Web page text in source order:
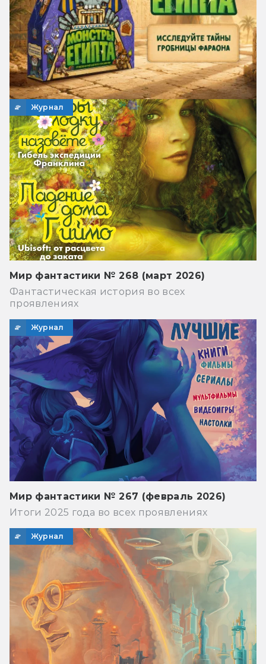
Журнал
Мир фантастики № 268 (март 2026)
Фантастическая история во всех
проявлениях
Журнал
Мир фантастики № 267 (февраль 2026)
Итоги 2025 года во всех проявлениях
Журнал